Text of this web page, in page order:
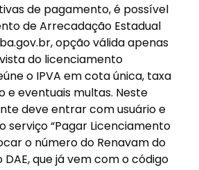
de pagamento, é possível
de Arrecadação Estadual
opção válida apenas
do licenciamento
o IPVA em cota única, taxa
e eventuais multas. Neste
deve entrar com usuário e
serviço “Pagar Licenciamento
o número do Renavam do
que já vem com o código